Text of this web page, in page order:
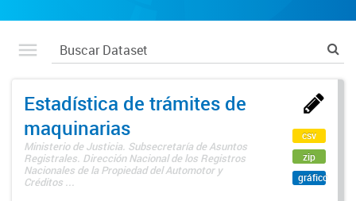
Estadística de trámites de
maquinarias
Ministerio de Justicia. Subsecretaría de Asuntos
Registrales. Dirección Nacional de los Registros
Nacionales de la Propiedad del Automotor y
Créditos ...
csv
zip
gráfico